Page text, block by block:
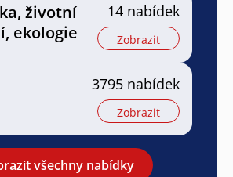
životní
ekologie
14 nabídek
Zobrazit
3795 nabídek
Zobrazit
všechny nabídky